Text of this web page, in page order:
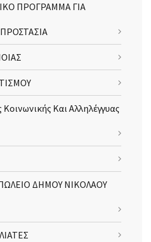
ΠΡΟΓΡΑΜΜΑ ΓΙΑ
Και Αλληλέγγυας
ΔΗΜΟΥ ΝΙΚΟΛΑΟΥ